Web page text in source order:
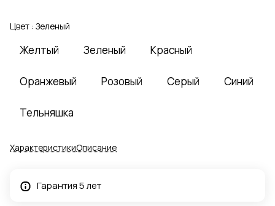
Цвет : Зеленый
Желтый Зеленый Красный
Оранжевый Розовый Серый Синий
Тельняшка
ХарактеристикиОписание
Гарантия 5 лет